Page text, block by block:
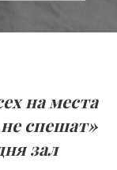
на места
спешат»
зал